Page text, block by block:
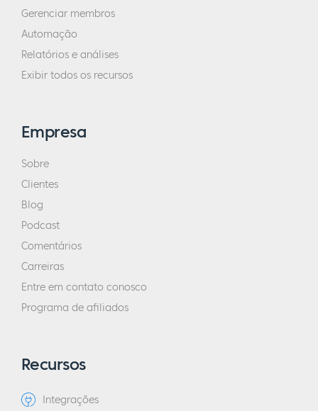
Gerenciar membros
Automação
Relatórios e análises
Exibir todos os recursos
Empresa
Sobre
Clientes
Blog
Podcast
Comentários
Carreiras
Entre em contato conosco
Programa de afiliados
Recursos
Integrações